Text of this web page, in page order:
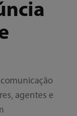
agentes e